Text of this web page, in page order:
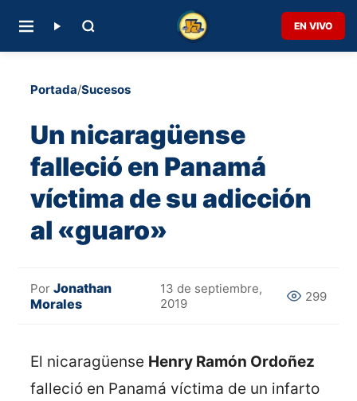
EN VIVO
Portada/Sucesos
Un nicaragüense
falleció en Panamá
víctima de su adicción
al «guaro»
Por Jonathan
Morales
13 de septiembre,
2019
299
El nicaragüense Henry Ramón Ordoñez
falleció en Panamá víctima de un infarto